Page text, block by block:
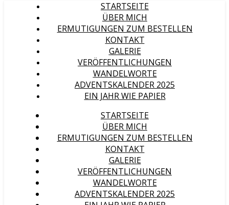
STARTSEITE
ÜBER MICH
ERMUTIGUNGEN ZUM BESTELLEN
KONTAKT
GALERIE
VERÖFFENTLICHUNGEN
WANDELWORTE
ADVENTSKALENDER 2025
EIN JAHR WIE PAPIER
STARTSEITE
ÜBER MICH
ERMUTIGUNGEN ZUM BESTELLEN
KONTAKT
GALERIE
VERÖFFENTLICHUNGEN
WANDELWORTE
ADVENTSKALENDER 2025